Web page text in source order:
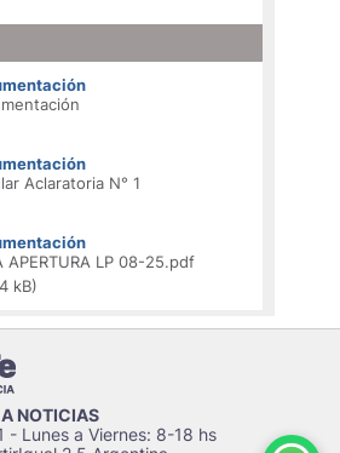
Aclaratoria N° 1
APERTURA LP 08-25.pdf
kB)
NOTICIAS
Lunes a Viernes: 8-18 hs